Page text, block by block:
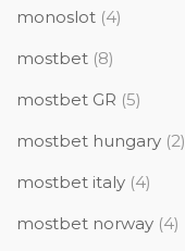
monoslot (4)
mostbet (8)
mostbet GR (5)
mostbet hungary (2)
mostbet italy (4)
mostbet norway (4)